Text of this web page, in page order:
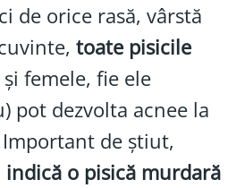
de orice rasă, vârstă
toate pisicile
femele, fie ele
pot dezvolta acnee la
de știut,
o pisică murdară